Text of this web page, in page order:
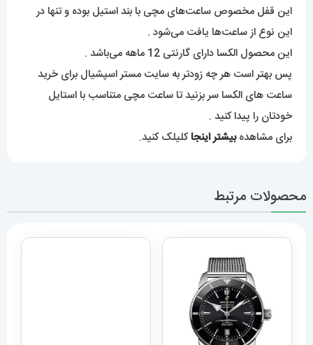
این قفل مخصوص ساعت‌های مچی با بند استیل بوده و تنها در
این نوع از ساعت‌ها یافت می‌شود .
این محصول الکسا دارای گارنتی 12 ماهه می‌باشد .
پس بهتر است هر چه زود‌تر به سایت مستر اسپشیال برای خرید
ساعت های الکسا سر بزنید تا ساعت مچی متناسب با استایل
خودتان را پیدا کنید .
برای مشاهدهبیشتر اینجاکلیلک کنید.
محصولات مرتبط